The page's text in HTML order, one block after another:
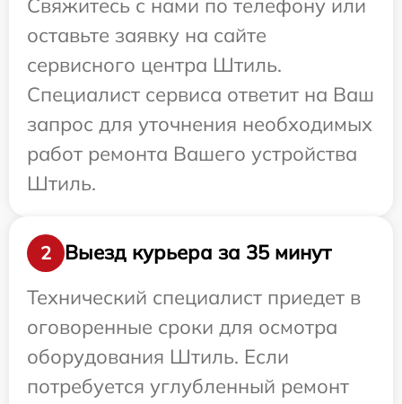
Свяжитесь с нами по телефону или
оставьте заявку на сайте
сервисного центра Штиль.
Специалист сервиса ответит на Ваш
запрос для уточнения необходимых
работ ремонта Вашего устройства
Штиль.
2
Выезд курьера за 35 минут
Технический специалист приедет в
оговоренные сроки для осмотра
оборудования Штиль. Если
потребуется углубленный ремонт